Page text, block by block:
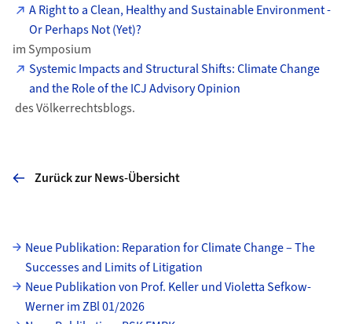
A Right to a Clean, Healthy and Sustainable Environment -
Or Perhaps Not (Yet)?
im Symposium
Systemic Impacts and Structural Shifts: Climate Change
and the Role of the ICJ Advisory Opinion
des Völkerrechtsblogs.
Zurück zur News-Übersicht
Unterseiten
Neue Publikation: Reparation for Climate Change – The
Successes and Limits of Litigation
Neue Publikation von Prof. Keller und Violetta Sefkow-
Werner im ZBl 01/2026